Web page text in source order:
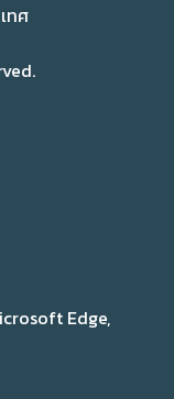
ทศ
Edge,